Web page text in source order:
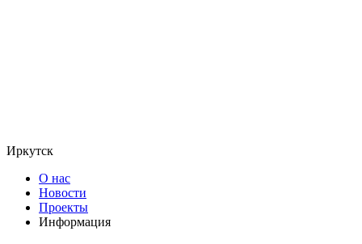
Иркутск
О нас
Новости
Проекты
Информация